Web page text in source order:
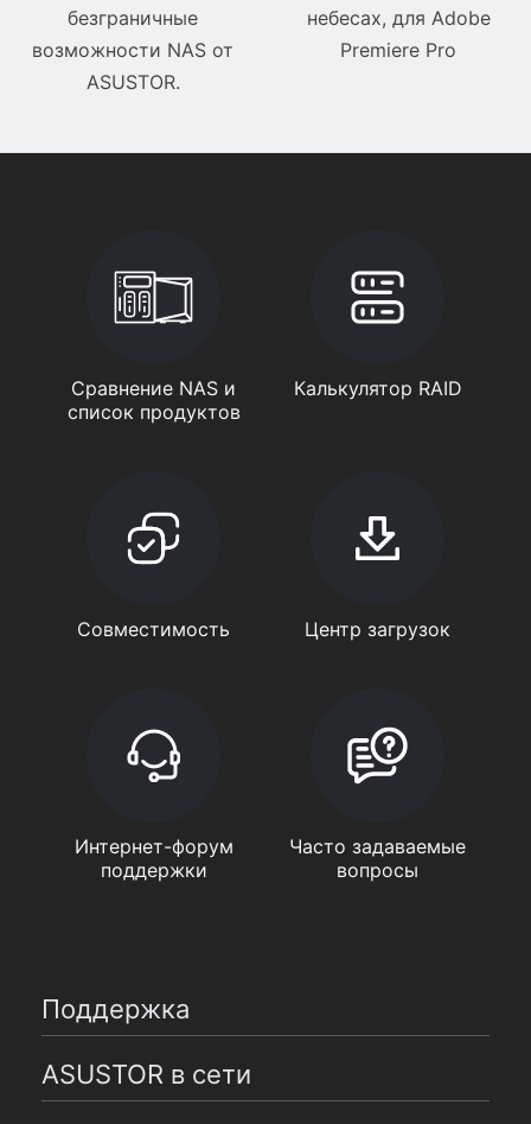
безграничные
возможности NAS от
ASUSTOR.
небесах, для Adobe
Premiere Pro
Сравнение NAS и
список продуктов
Калькулятор RAID
Совместимость Центр загрузок
Интернет-форум
поддержки
Часто задаваемые
вопросы
Поддержка
ASUSTOR в сети